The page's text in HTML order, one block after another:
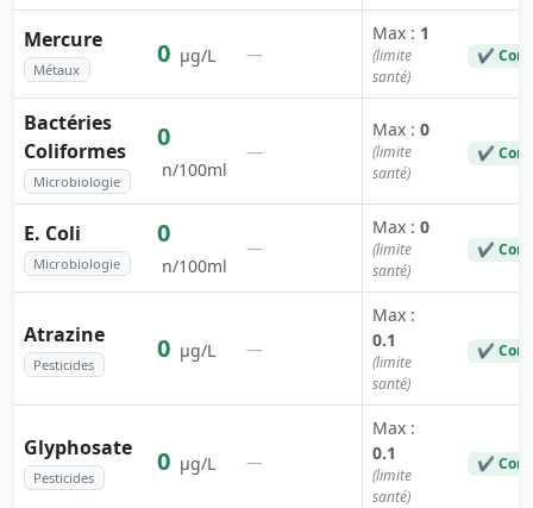
Mercure
Métaux
0 µg/L —
Max : 1
(limite
santé)
✔
Bactéries
Coliformes
Microbiologie
0
n/100ml
—
Max : 0
(limite
santé)
✔
E. Coli
Microbiologie
0
n/100ml
—
Max : 0
(limite
santé)
✔
Atrazine
Pesticides
0 µg/L —
Max :
0.1
(limite
santé)
✔
Glyphosate
Pesticides
0 µg/L —
Max :
0.1
(limite
santé)
✔